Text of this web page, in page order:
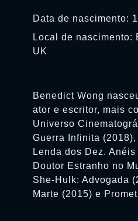
Data de nascimento:
Local de nascimento:
UK
Benedict Wong
ator e escritor, mais
Universo
Guerra Infinita
Lenda dos Dez.
Doutor Estranho no
She-Hulk: Advogada
Marte (2015) e